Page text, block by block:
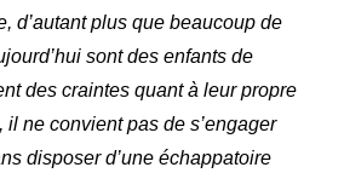
d’autant plus que beaucoup de
sont des enfants de
des craintes quant à leur propre
ne convient pas de s’engager
disposer d’une échappatoire